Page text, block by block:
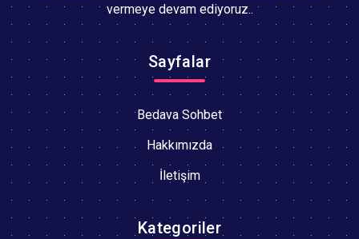
vermeye devam ediyoruz..
Sayfalar
Bedava Sohbet
Hakkımızda
İletişim
Kategoriler